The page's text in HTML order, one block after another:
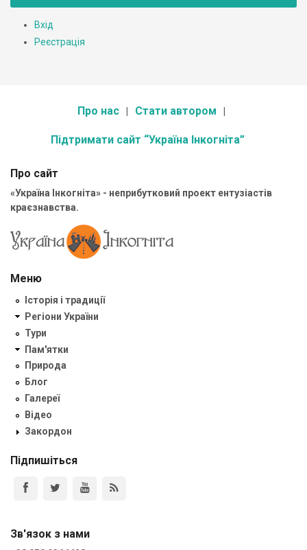
Вхід
Реєстрація
Про нас Стати автором
Підтримати сайт “Україна Інкогніта”
Про сайт
«Україна Інкогніта» - неприбутковий проект ентузіастів
краєзнавства.
Меню
Історія і традиції
Регіони України
Тури
Пам'ятки
Природа
Блог
Галереї
Відео
Закордон
Підпишіться
Зв'язок з нами